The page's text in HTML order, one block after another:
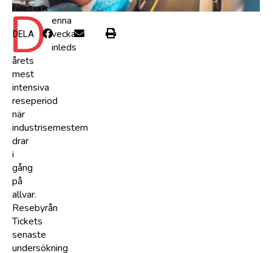
Foto:Ticket
D enna
vecka
inleds
årets
mest
intensiva
reseperiod
när
industrisemestern
drar
i
gång
på
allvar.
Resebyrån
Tickets
senaste
undersökning
DELA